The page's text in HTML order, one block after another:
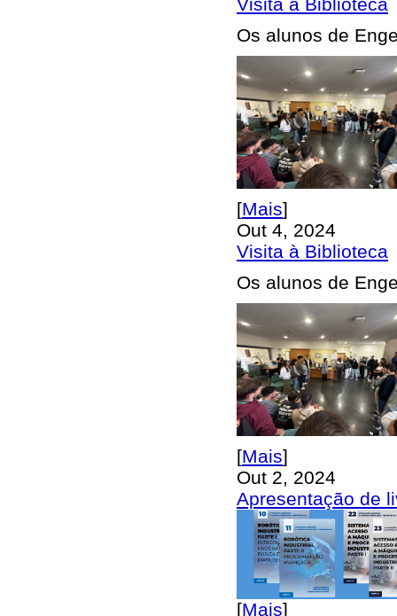
Visita à Biblioteca
Os alunos de
[Mais]
Out 4, 2024
Visita à Biblioteca
Os alunos de
[Mais]
Out 2, 2024
Apresentação de
[Mais]